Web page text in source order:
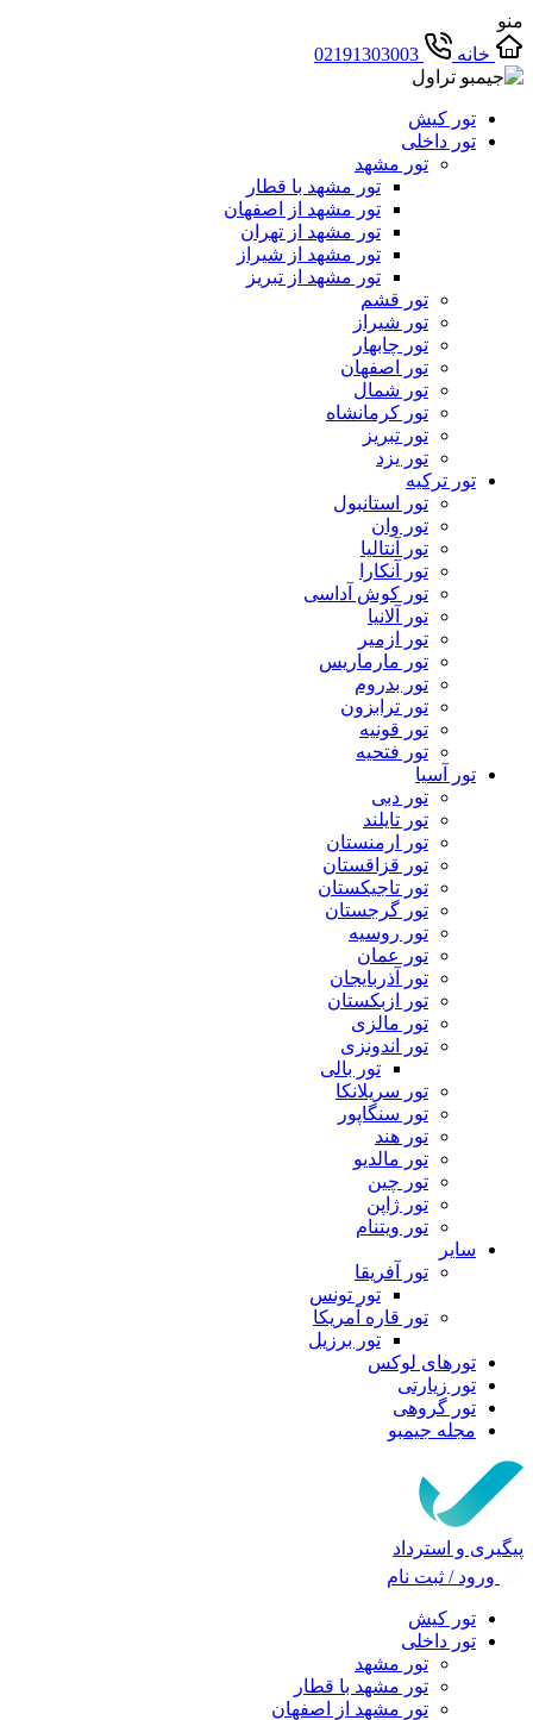
منو
خانه
02191303003
تور کیش
تور داخلی
تور مشهد
تور مشهد با قطار
تور مشهد از اصفهان
تور مشهد از تهران
تور مشهد از شیراز
تور مشهد از تبریز
تور قشم
تور شیراز
تور چابهار
تور اصفهان
تور شمال
تور کرمانشاه
تور تبریز
تور یزد
تور ترکیه
تور استانبول
تور وان
تور آنتالیا
تور آنکارا
تور کوش آداسی
تور آلانیا
تور ازمیر
تور مارماریس
تور بدروم
تور ترابزون
تور قونیه
تور فتحیه
تور آسیا
تور دبی
تور تایلند
تور ارمنستان
تور قزاقستان
تور تاجیکستان
تور گرجستان
تور روسیه
تور عمان
تور آذربایجان
تور ازبکستان
تور مالزی
تور اندونزی
تور بالی
تور سریلانکا
تور سنگاپور
تور هند
تور مالدیو
تور چین
تور ژاپن
تور ویتنام
سایر
تور آفریقا
تور تونس
تور قاره آمریکا
تور برزیل
تورهای لوکس
تور زیارتی
تور گروهی
مجله جیمبو
پیگیری و استرداد
ورود / ثبت نام
تور کیش
تور داخلی
تور مشهد
تور مشهد با قطار
تور مشهد از اصفهان